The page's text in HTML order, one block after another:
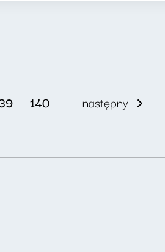
140 następny